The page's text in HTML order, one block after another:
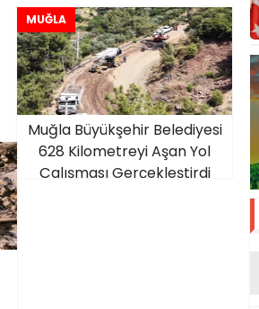
MUĞLA
Muğla Büyükşehir Belediyesi
628 Kilometreyi Aşan Yol
Çalışması Gerçekleştirdi